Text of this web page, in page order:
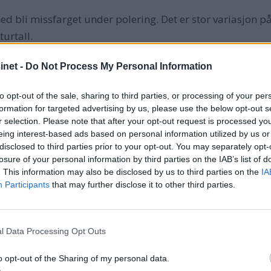
- Do Not Process My Personal Information
opt-out of the sale, sharing to third parties, or processing of your
for targeted advertising by us, please use the below opt-out
selection. Please note that after your opt-out request is processed
interest-based ads based on personal information utilized by us
to third parties prior to your opt-out. You may separately
of your personal information by third parties on the IAB’s list of
This information may also be disclosed by us to third parties on the
Participants that may further disclose it to other third parties.
Data Processing Opt Outs
opt-out of the Sharing of my personal data.
bli missfarget under polering. Det er stor variasjon
omdreininger pr. minutt når man polerer båt. Alt er
på. Det er også viktig å være ekstra
hastighet er det ekstra viktig å ha bevegelse på
gram mer enn testens letteste modell. Modellen
De øvrige maskinene har seks. Støynivået er
har lang strømførende ledning som også kan
Bryterne er hensiktsmessig plassert og kan lett
tilleggsgrep som festes på oversiden. Prisen er